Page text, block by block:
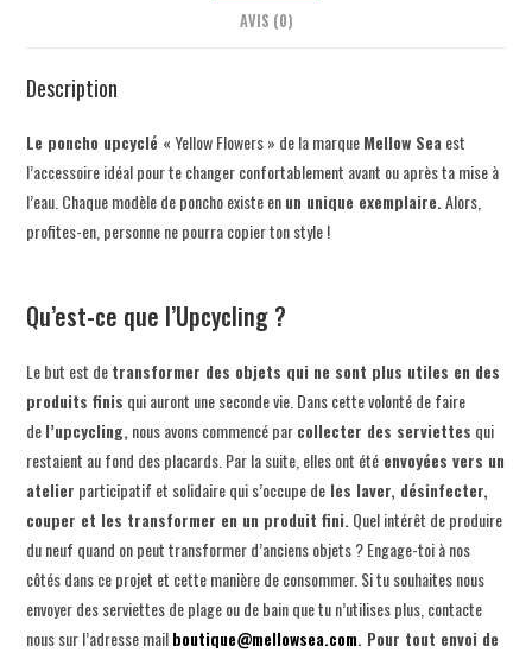
AVIS (0)
Description
Le poncho upcyclé « Yellow Flowers » de la marqueMellow Sea est
l’accessoire idéal pour te changer confortablement avant ou après ta mise à
l’eau. Chaque modèle de poncho existe enun unique exemplaire.Alors,
profites-en, personne ne pourra copier ton style !
Qu’est-ce que l’Upcycling ?
Le but est detransformer des objets qui ne sont plus utiles en des
produits finis qui auront une seconde vie. Dans cette volonté de faire
del’upcycling, nous avons commencé parcollecter des serviettes qui
restaient au fond des placards. Par la suite, elles ont été envoyées vers un
atelier participatif et solidaire qui s’occupe de les laver, désinfecter,
couper et les transformer en un produit fini. Quel intérêt de produire
du neuf quand on peut transformer d’anciens objets ? Engage-toi à nos
côtés dans ce projet et cette manière de consommer. Si tu souhaites nous
envoyer des serviettes de plage ou de bain que tu n’utilises plus, contacte
nous sur l’adresse mailboutique@mellowsea.com. Pour tout envoi de